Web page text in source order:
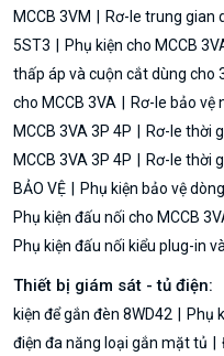
MCCB 3VM
Rơ-le trung gian
5ST3
Phụ kiện cho MCCB
thấp áp và cuộn cắt dùng cho
cho MCCB 3VA
Rơ-le bảo vệ
MCCB 3VA 3P 4P
Rơ-le thời
MCCB 3VA 3P 4P
Rơ-le thời
BẢO VỆ
Phụ kiện bảo vệ
Phụ kiện đấu nối cho MCCB
Phụ kiện đấu nối kiểu plug-in
Thiết bị giám sát - tủ điện:
kiện để gắn đèn 8WD42
Phụ
điện đa năng loại gắn mặt tủ